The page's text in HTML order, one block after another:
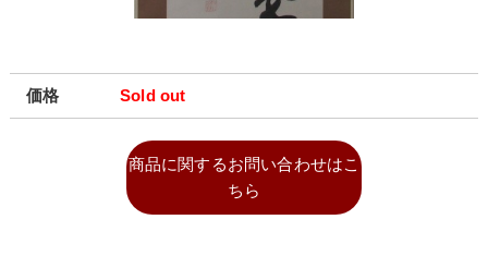
価格 Sold out
商品に関するお問い合わせはこ
ちら